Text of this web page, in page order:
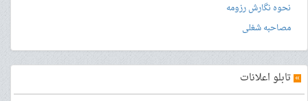
نحوه نگارش رزومه
مصاحبه شغلی
» تابلو اعلانات